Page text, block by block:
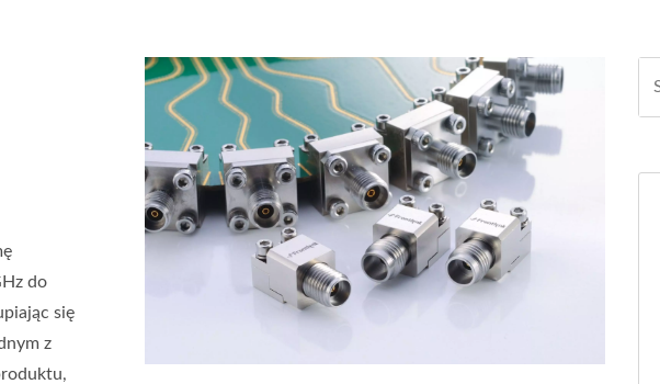
do
się
z